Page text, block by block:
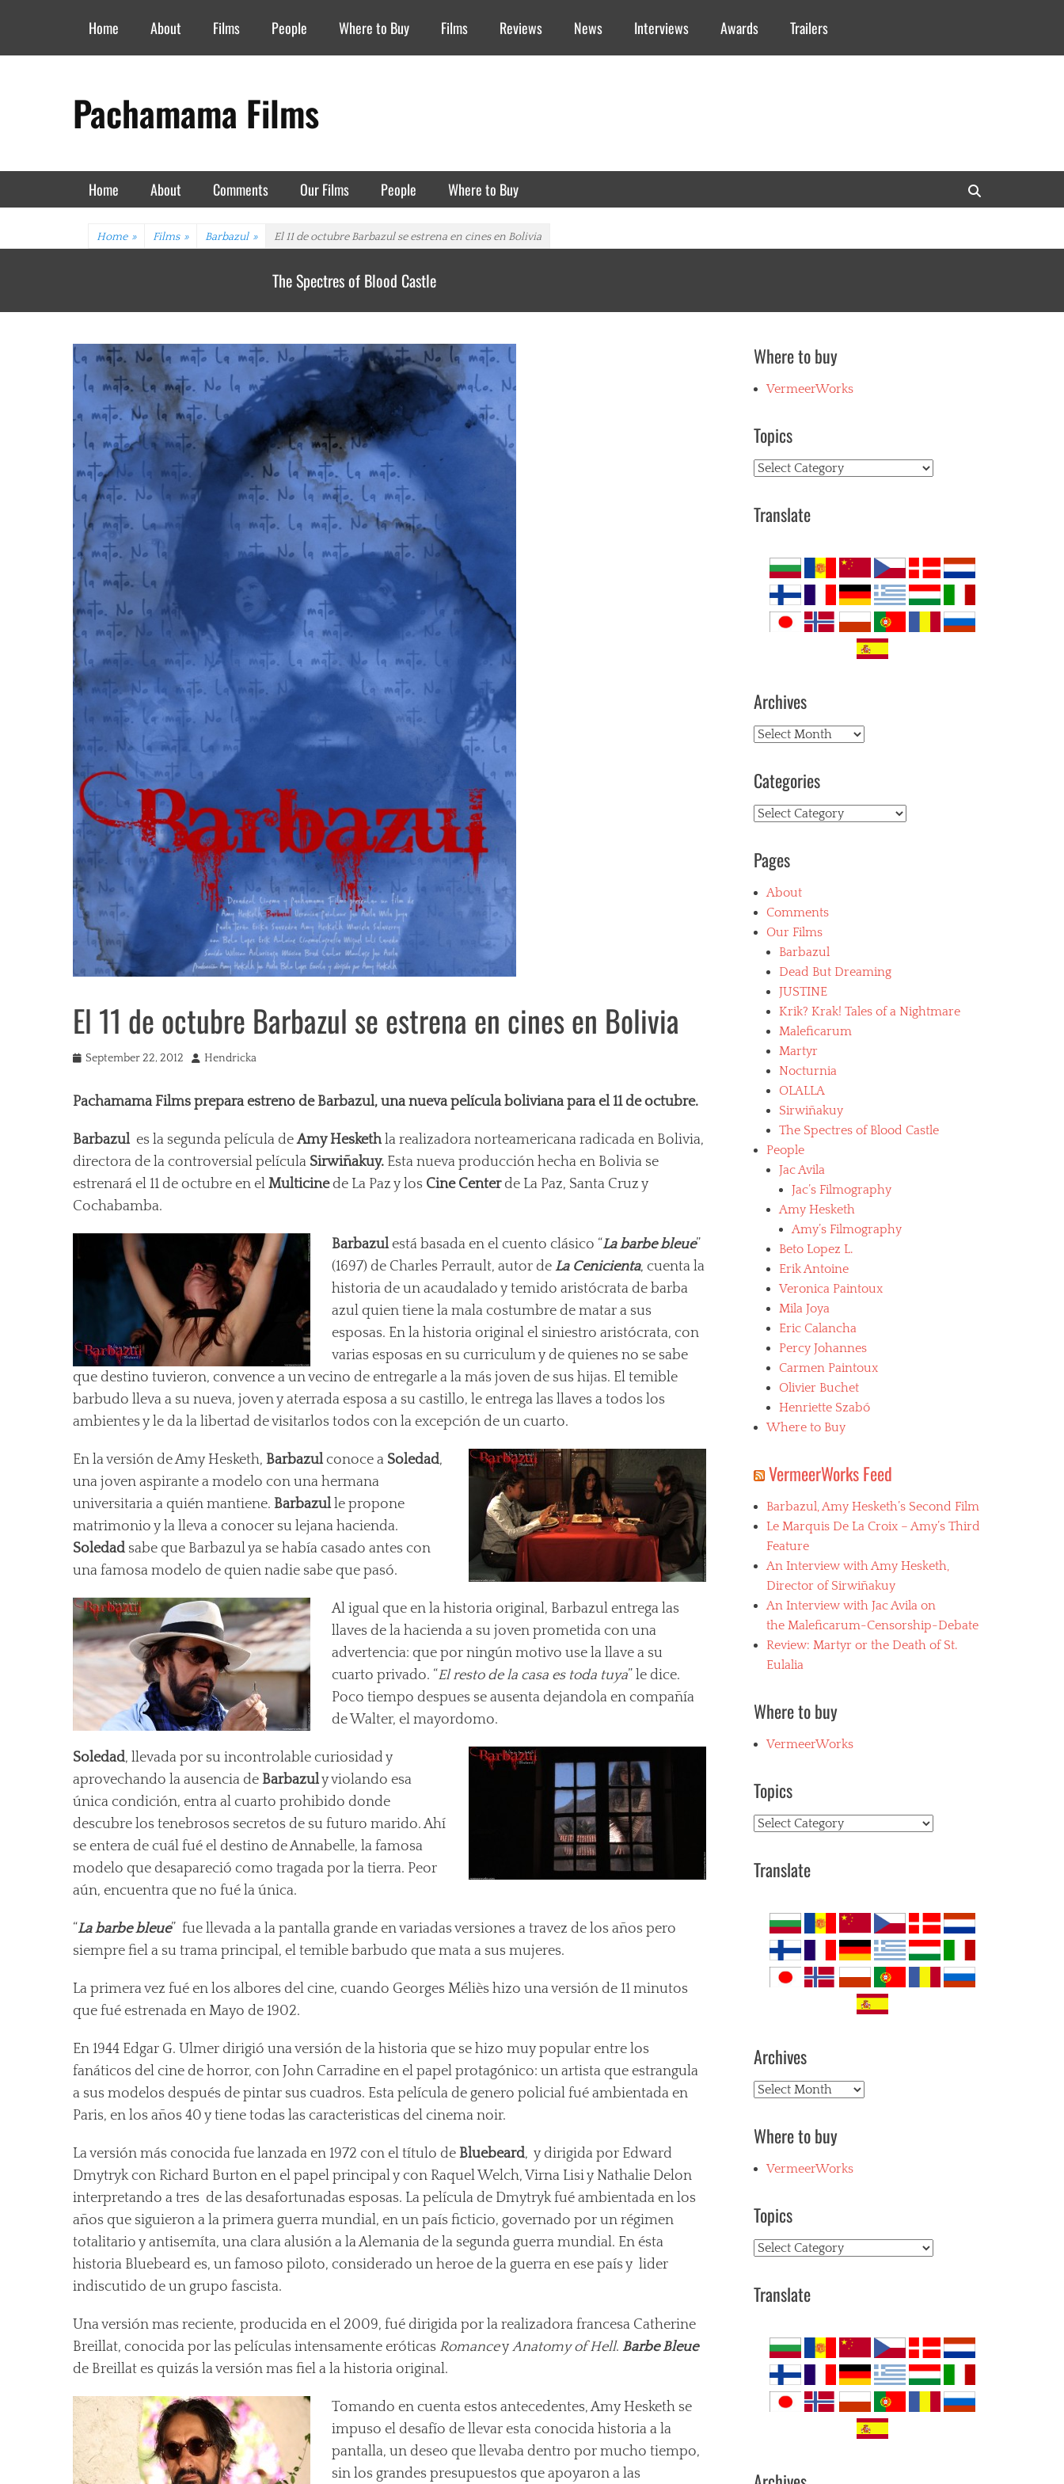
Home About Films People Where to Buy Films Reviews News Interviews Awards Trailers
Pachamama Films
Primary Menu
Skip
to
Home About Comments Our Films People Where to Buy
Home » Films » Barbazul » El 11 de octubre Barbazul se estrena en cines en Bolivia
The Spectres of Blood Castle
El 11 de octubre Barbazul se estrena en cines en Bolivia
Posted
September 22, 2012 Author
Hendricka
Pachamama Films prepara estreno de Barbazul, una nueva película boliviana para el 11 de octubre.
Barbazules la segunda película deAmy Heskethla realizadora norteamericana radicada en Bolivia,
directora de la controversial película Sirwiñakuy. Esta nueva producción hecha en Bolivia se
estrenará el 11 de octubre en el Multicinede La Paz y los Cine Centerde La Paz, Santa Cruz y
Cochabamba.
Barbazulestá basada en el cuento clásico “La barbe bleue”
(1697) de Charles Perrault, autor de La Cenicienta, cuenta la
historia de un acaudalado y temido aristócrata de barba
azul quien tiene la mala costumbre de matar a sus
esposas. En la historia original el siniestro aristócrata, con
varias esposas en su curriculum y de quienes no se sabe
que destino tuvieron, convence a un vecino de entregarle a la más joven de sus hijas. El temible
barbudo lleva a su nueva, joven y aterrada esposa a su castillo, le entrega las llaves a todos los
ambientes y le da la libertad de visitarlos todos con la excepción de un cuarto.
En la versión de Amy Hesketh, Barbazulconoce a Soledad,
una joven aspirante a modelo con una hermana
universitaria a quién mantiene. Barbazulle propone
matrimonio y la lleva a conocer su lejana hacienda.
Soledad sabe que Barbazul ya se había casado antes con
una famosa modelo de quien nadie sabe que pasó.
Al igual que en la historia original, Barbazul entrega las
llaves de la hacienda a su joven prometida con una
advertencia: que por ningún motivo use la llave a su
cuarto privado. “El resto de la casa es toda tuya” le dice.
Poco tiempo despues se ausenta dejandola en compañía
de Walter, el mayordomo.
Soledad, llevada por su incontrolable curiosidad y
aprovechando la ausencia de Barbazuly violando esa
única condición, entra al cuarto prohibido donde
descubre los tenebrosos secretos de su futuro marido. Ahí
se entera de cuál fué el destino de Annabelle, la famosa
modelo que desapareció como tragada por la tierra. Peor
aún, encuentra que no fué la única.
“La barbe bleue” fue llevada a la pantalla grande en variadas versiones a travez de los años pero
siempre fiel a su trama principal, el temible barbudo que mata a sus mujeres.
La primera vez fué en los albores del cine, cuando Georges Méliès hizo una versión de 11 minutos
que fué estrenada en Mayo de 1902.
En 1944 Edgar G. Ulmer dirigió una versión de la historia que se hizo muy popular entre los
fanáticos del cine de horror, con John Carradine en el papel protagónico: un artista que estrangula
a sus modelos después de pintar sus cuadros. Esta película de genero policial fué ambientada en
Paris, en los años 40 y tiene todas las caracteristicas del cinema noir.
La versión más conocida fue lanzada en 1972 con el título de Bluebeard, y dirigida por Edward
Dmytryk con Richard Burton en el papel principal y con Raquel Welch, Virna Lisi y Nathalie Delon
interpretando a tres de las desafortunadas esposas. La película de Dmytryk fué ambientada en los
años que siguieron a la primera guerra mundial, en un país ficticio, governado por un régimen
totalitario y antisemíta, una clara alusión a la Alemania de la segunda guerra mundial. En ésta
historia Bluebeard es, un famoso piloto, considerado un heroe de la guerra en ese país y lider
indiscutido de un grupo fascista.
Una versión mas reciente, producida en el 2009, fué dirigida por la realizadora francesa Catherine
Breillat, conocida por las películas intensamente eróticas Romancey Anatomy of Hell. Barbe Bleue
de Breillat es quizás la versión mas fiel a la historia original.
Tomando en cuenta estos antecedentes, Amy Hesketh se
impuso el desafío de llevar esta conocida historia a la
pantalla, un deseo que llevaba dentro por mucho tiempo,
sin los grandes presupuestos que apoyaron a las
Where to buy
VermeerWorks
Topics
Topics
Translate
Archives
Archives
Categories
Categories
Pages
About
Comments
Our Films
Barbazul
Dead But Dreaming
JUSTINE
Krik? Krak! Tales of a Nightmare
Maleficarum
Martyr
Nocturnia
OLALLA
Sirwiñakuy
The Spectres of Blood Castle
People
Jac Avila
Jac’s Filmography
Amy Hesketh
Amy’s Filmography
Beto Lopez L.
Erik Antoine
Veronica Paintoux
Mila Joya
Eric Calancha
Percy Johannes
Carmen Paintoux
Olivier Buchet
Henriette Szabó
Where to Buy
VermeerWorks Feed
Barbazul, Amy Hesketh’s Second Film
Le Marquis De La Croix – Amy’s Third
Feature
An Interview with Amy Hesketh,
Director of Sirwiñakuy
An Interview with Jac Avila on
the Maleficarum-Censorship-Debate
Review: Martyr or the Death of St.
Eulalia
Where to buy
VermeerWorks
Topics
Topics
Translate
Archives
Archives
Where to buy
VermeerWorks
Topics
Topics
Translate